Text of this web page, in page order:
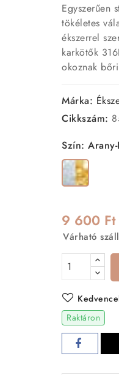
Egyszerűen
tökéletes
ékszerrel
karkötők
okoznak
Márka:
Cikkszám:
Szín:
Arany-
Ezüst
9 600 Ft
Várható
Raktáron